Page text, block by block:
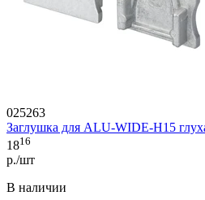
025263
Заглушка для ALU-WIDE-H15
1816
р./шт
В наличии